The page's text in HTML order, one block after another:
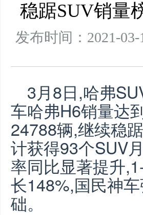
稳踞SUV销量
发布时间：2021-
3月8日,哈弗
车哈弗H6销量达
24788辆,继续稳
计获得93个SUV
率同比显著提升
长148%,国民神
础。